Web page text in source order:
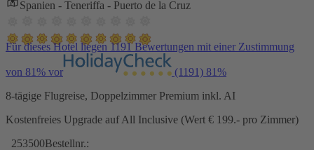
Spanien - Teneriffa - Puerto de la Cruz
Für dieses Hotel liegen 1191 Bewertungen mit einer Zustimmung
von 81% vor (1191) 81%
8-tägige Flugreise, Doppelzimmer Premium inkl. AI
Kostenfreies Upgrade auf All Inclusive (Wert € 199.- pro Zimmer)
253500Bestellnr.: